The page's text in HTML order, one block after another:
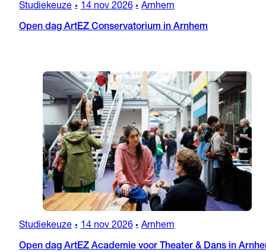
Studiekeuze • 14 nov 2026 • Arnhem
Open dag ArtEZ Conservatorium in Arnhem
Studiekeuze • 14 nov 2026 • Arnhem
Open dag ArtEZ Academie voor Theater & Dans in